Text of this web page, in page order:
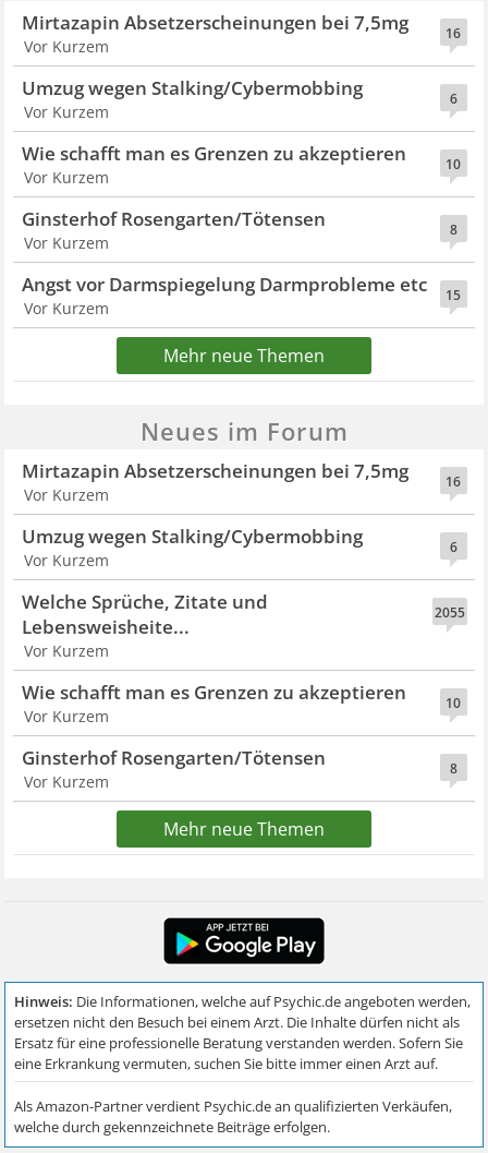
16
Mirtazapin Absetzerscheinungen bei 7,5mg
Vor Kurzem
6
Umzug wegen Stalking/Cybermobbing
Vor Kurzem
10
Wie schafft man es Grenzen zu akzeptieren
Vor Kurzem
8
Ginsterhof Rosengarten/Tötensen
Vor Kurzem
15
Angst vor Darmspiegelung Darmprobleme etc
Vor Kurzem
Mehr neue Themen
Neues im Forum
16
Mirtazapin Absetzerscheinungen bei 7,5mg
Vor Kurzem
6
Umzug wegen Stalking/Cybermobbing
Vor Kurzem
2055
Welche Sprüche, Zitate und
Lebensweisheite...
Vor Kurzem
10
Wie schafft man es Grenzen zu akzeptieren
Vor Kurzem
8
Ginsterhof Rosengarten/Tötensen
Vor Kurzem
Mehr neue Themen